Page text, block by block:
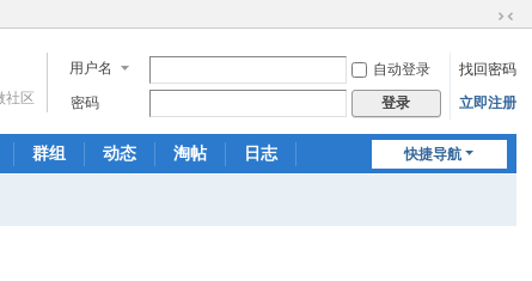
换
到
窄
用户名 自动登录
找回密码
密码
登录 立即注册
社区
快捷导航
群组 动态 淘帖
日志